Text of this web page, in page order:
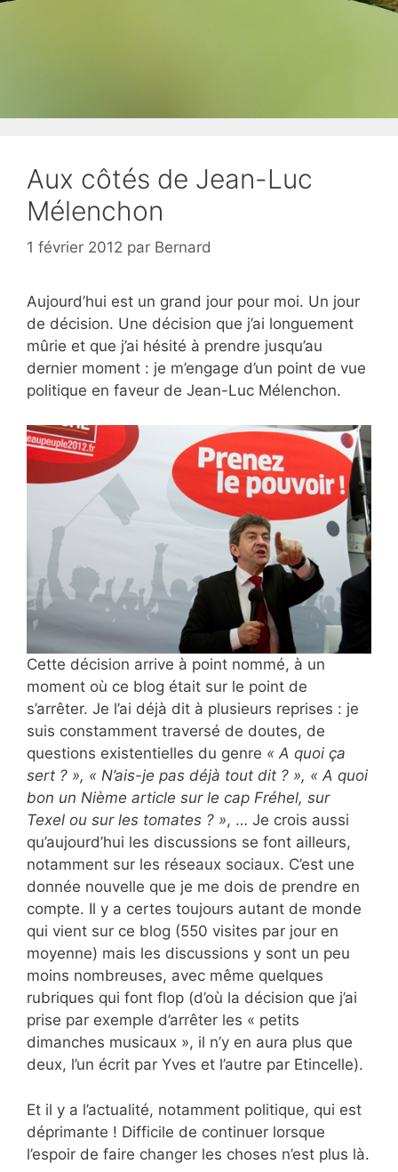
Aux côtés de Jean-Luc
Mélenchon
1 février 2012 par Bernard
Aujourd’hui est un grand jour pour moi. Un jour
de décision. Une décision que j’ai longuement
mûrie et que j’ai hésité à prendre jusqu’au
dernier moment : je m’engage d’un point de vue
politique en faveur de Jean-Luc Mélenchon.
Cette décision arrive à point nommé, à un
moment où ce blog était sur le point de
s’arrêter. Je l’ai déjà dit à plusieurs reprises : je
suis constamment traversé de doutes, de
questions existentielles du genre « A quoi ça
sert ? », « N’ais-je pas déjà tout dit ? », « A quoi
bon un Nième article sur le cap Fréhel, sur
Texel ou sur les tomates ? », … Je crois aussi
qu’aujourd’hui les discussions se font ailleurs,
notamment sur les réseaux sociaux. C’est une
donnée nouvelle que je me dois de prendre en
compte. Il y a certes toujours autant de monde
qui vient sur ce blog (550 visites par jour en
moyenne) mais les discussions y sont un peu
moins nombreuses, avec même quelques
rubriques qui font flop (d’où la décision que j’ai
prise par exemple d’arrêter les « petits
dimanches musicaux », il n’y en aura plus que
deux, l’un écrit par Yves et l’autre par Etincelle).
Et il y a l’actualité, notamment politique, qui est
déprimante ! Difficile de continuer lorsque
l’espoir de faire changer les choses n’est plus là.